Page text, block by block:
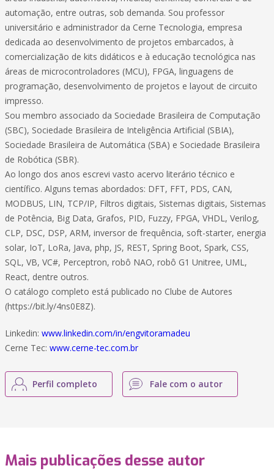
automação, entre outras, sob demanda. Sou professor
universitário e administrador da Cerne Tecnologia, empresa
dedicada ao desenvolvimento de projetos embarcados, à
comercialização de kits didáticos e à educação tecnológica nas
áreas de microcontroladores (MCU), FPGA, linguagens de
programação, desenvolvimento de projetos e layout de circuito
impresso.
Sou membro associado da Sociedade Brasileira de Computação
(SBC), Sociedade Brasileira de Inteligência Artificial (SBIA),
Sociedade Brasileira de Automática (SBA) e Sociedade Brasileira
de Robótica (SBR).
Ao longo dos anos escrevi vasto acervo literário técnico e
científico. Alguns temas abordados: DFT, FFT, PDS, CAN,
MODBUS, LIN, TCP/IP, Filtros digitais, Sistemas digitais, Sistemas
de Potência, Big Data, Grafos, PID, Fuzzy, FPGA, VHDL, Verilog,
CLP, DSC, DSP, ARM, inversor de frequência, soft-starter, energia
solar, IoT, LoRa, Java, php, JS, REST, Spring Boot, Spark, CSS,
SQL, VB, VC#, Perceptron, robô NAO, robô G1 Unitree, UML,
React, dentre outros.
O catálogo completo está publicado no Clube de Autores
(https://bit.ly/4ns0E8Z).
Linkedin: www.linkedin.com/in/engvitoramadeu
Cerne Tec: www.cerne-tec.com.br
Perfil completo Fale com o autor
Mais publicações desse autor